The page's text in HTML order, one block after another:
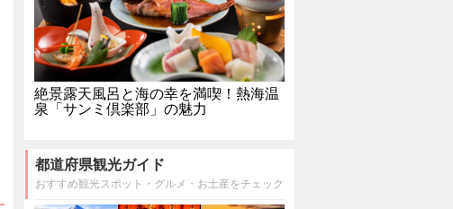
絶景露天風呂と海の幸を満喫！熱海温
泉「サンミ倶楽部」の魅力
都道府県観光ガイド
おすすめ観光スポット・グルメ・お土産をチェック